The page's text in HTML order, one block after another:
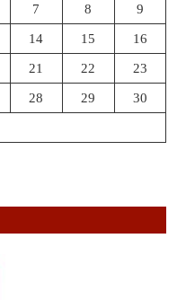
7 8 9
14 15 16
21 22 23
28 29 30